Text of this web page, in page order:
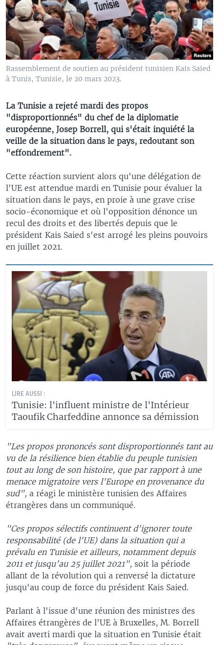
Rassemblement de soutien au président tunisien Kais Saied
à Tunis, Tunisie, le 20 mars 2023.
La Tunisie a rejeté mardi des propos
"disproportionnés" du chef de la diplomatie
européenne, Josep Borrell, qui s'était inquiété la
veille de la situation dans le pays, redoutant son
"effondrement".
Cette réaction survient alors qu'une délégation de
l'UE est attendue mardi en Tunisie pour évaluer la
situation dans le pays, en proie à une grave crise
socio-économique et où l'opposition dénonce un
recul des droits et des libertés depuis que le
président Kais Saied s'est arrogé les pleins pouvoirs
en juillet 2021.
LIRE AUSSI :
Tunisie: l'influent ministre de l'Intérieur
Taoufik Charfeddine annonce sa démission
"Les propos prononcés sont disproportionnés tant au
vu de la résilience bien établie du peuple tunisien
tout au long de son histoire, que par rapport à une
menace migratoire vers l'Europe en provenance du
sud", a réagi le ministère tunisien des Affaires
étrangères dans un communiqué.
"Ces propos sélectifs continuent d'ignorer toute
responsabilité (de l'UE) dans la situation qui a
prévalu en Tunisie et ailleurs, notamment depuis
2011 et jusqu'au 25 juillet 2021", soit la période
allant de la révolution qui a renversé la dictature
jusqu'au coup de force du président Kais Saied.
Parlant à l'issue d'une réunion des ministres des
Affaires étrangères de l'UE à Bruxelles, M. Borrell
avait averti mardi que la situation en Tunisie était